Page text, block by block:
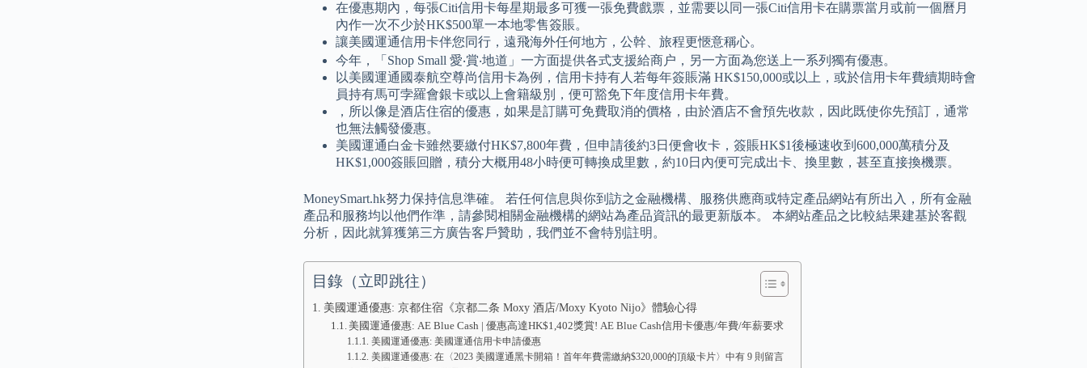
在優惠期內，每張Citi信用卡每星期最多可獲一張免費戲票，並需要以同一張Citi信用卡在購票當月或前一個曆月
內作一次不少於HK$500單一本地零售簽賬。
讓美國運通信用卡伴您同行，遠飛海外任何地方，公幹、旅程更愜意稱心。
今年，「Shop Small 愛‧賞‧地道」一方面提供各式支援給商户，另一方面為您送上一系列獨有優惠。
以美國運通國泰航空尊尚信用卡為例，信用卡持有人若每年簽賬滿 HK$150,000或以上，或於信用卡年費續期時會
員持有馬可孛羅會銀卡或以上會籍級別，便可豁免下年度信用卡年費。
，所以像是酒店住宿的優惠，如果是訂購可免費取消的價格，由於酒店不會預先收款，因此既使你先預訂，通常
也無法觸發優惠。
美國運通白金卡雖然要繳付HK$7,800年費，但申請後約3日便會收卡，簽賬HK$1後極速收到600,000萬積分及
HK$1,000簽賬回贈，積分大概用48小時便可轉換成里數，約10日內便可完成出卡、換里數，甚至直接換機票。
MoneySmart.hk努力保持信息準確。 若任何信息與你到訪之金融機構、服務供應商或特定產品網站有所出入，所有金融
產品和服務均以他們作準，請參閱相關金融機構的網站為產品資訊的最更新版本。 本網站產品之比較結果建基於客觀
分析，因此就算獲第三方廣告客戶贊助，我們並不會特別註明。
目錄（立即跳往）
美國運通優惠: 京都住宿《京都二条 Moxy 酒店/Moxy Kyoto Nijo》體驗心得
美國運通優惠: AE Blue Cash | 優惠高達HK$1,402獎賞! AE Blue Cash信用卡優惠/年費/年薪要求
美國運通優惠: 美國運通信用卡申請優惠
美國運通優惠: 在〈2023 美國運通黑卡開箱！首年年費需繳納$320,000的頂級卡片〉中有 9 則留言